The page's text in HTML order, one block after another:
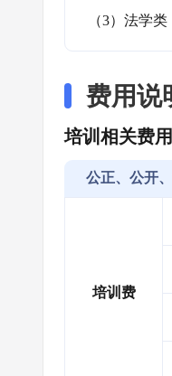
（3）法学
费用说
培训相关费用
公正、公开
培训费